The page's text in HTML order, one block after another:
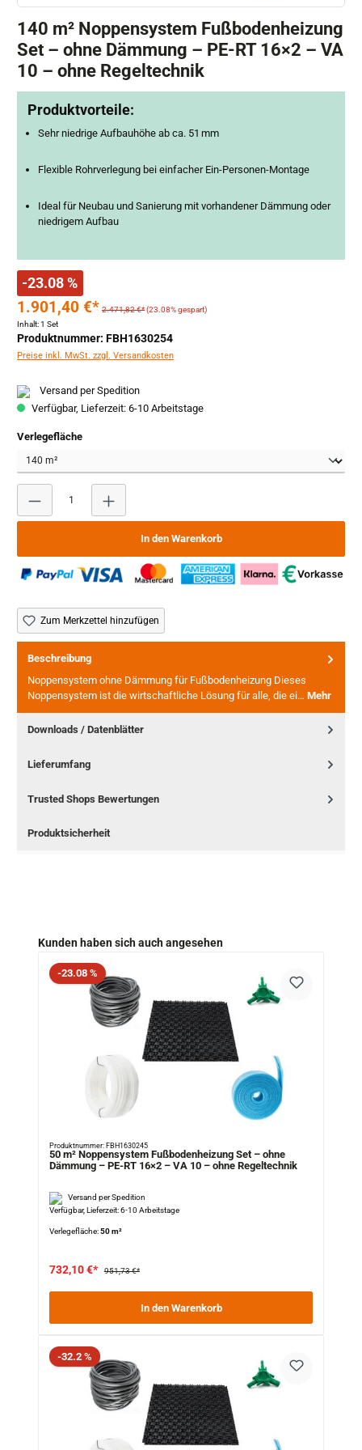
140 m² Noppensystem Fußbodenheizung
Set – ohne Dämmung – PE-RT 16×2 – VA
10 – ohne Regeltechnik
Produktvorteile:
Sehr niedrige Aufbauhöhe ab ca. 51 mm
Flexible Rohrverlegung bei einfacher Ein-Personen-Montage
Ideal für Neubau und Sanierung mit vorhandener Dämmung oder
niedrigem Aufbau
-23.08 %
1.901,40 €* 2.471,82 €*(23.08% gespart)
Inhalt:1 Set
Produktnummer: FBH1630254
Preise inkl. MwSt. zzgl. Versandkosten
Versand per Spedition
Verfügbar, Lieferzeit: 6-10 Arbeitstage
Verlegeflächeauswählen
Produkt Anzahl: Gib den gewünschten Wert ein oder
In den Warenkorb
Zum Merkzettel hinzufügen
Beschreibung
Noppensystem ohne Dämmung für Fußbodenheizung Dieses
Noppensystem ist die wirtschaftliche Lösung für alle, die ei… Mehr
Downloads / Datenblätter
Lieferumfang
Trusted Shops Bewertungen
Produktsicherheit
Produktgalerie überspringen
Kunden haben sich auch angesehen
Rabatt
-23.08 %
Produktnummer: FBH1630245
50 m² Noppensystem Fußbodenheizung Set – ohne
Dämmung – PE-RT 16×2 – VA 10 – ohne Regeltechnik
Versand per Spedition
Verfügbar, Lieferzeit: 6-10 Arbeitstage
Verlegefläche:50 m²
732,10 €* 951,73 €*
In den Warenkorb
Rabatt
-32.2 %